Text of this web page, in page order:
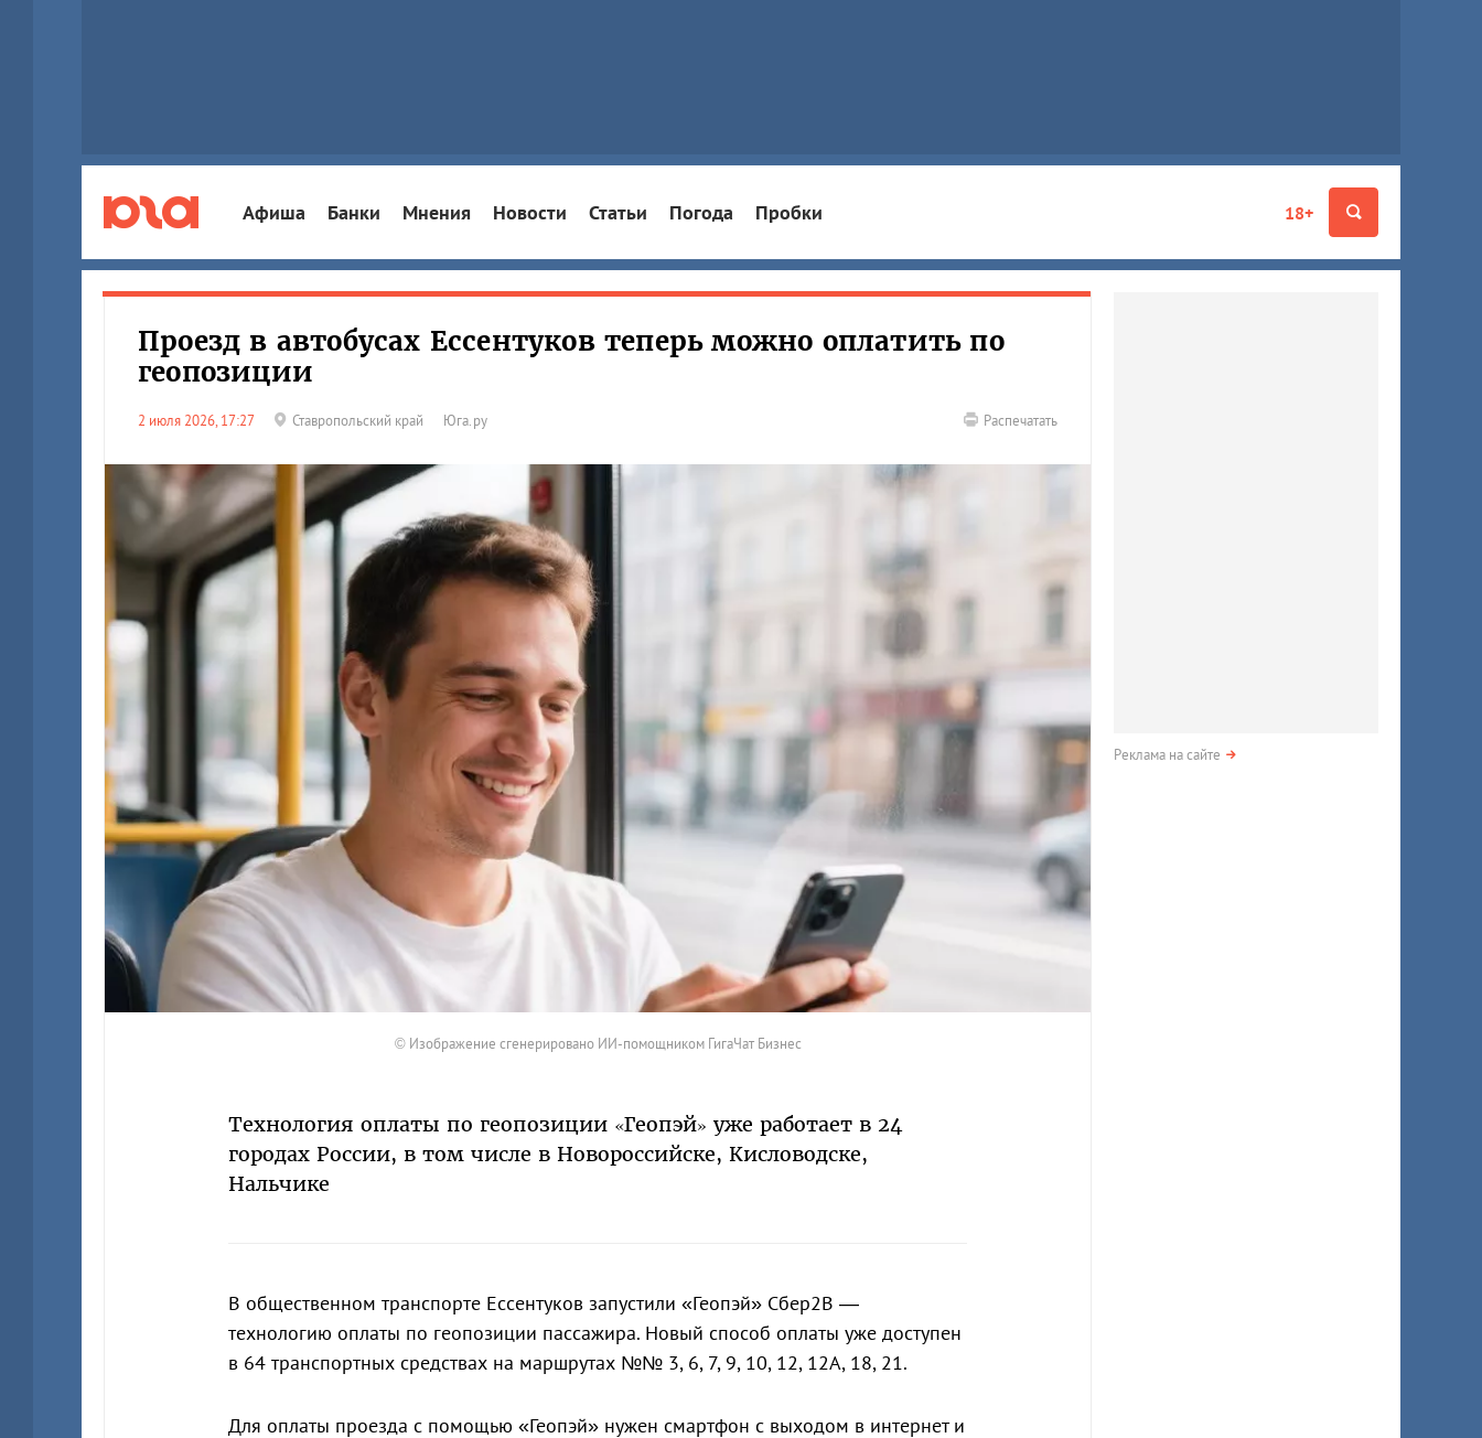
18+
Афиша Банки Мнения Новости Статьи Погода Пробки
Проезд в автобусах Ессентуков теперь можно оплатить по
геопозиции
2 июля 2026, 17:27 Ставропольский край Юга.ру Распечатать
© Изображение сгенерировано ИИ-помощником ГигаЧат Бизнес
Технология оплаты по геопозиции «Геопэй» уже работает в 24
городах России, в том числе в Новороссийске, Кисловодске,
Нальчике
В общественном транспорте Ессентуков запустили «Геопэй» Сбер2B —
технологию оплаты по геопозиции пассажира. Новый способ оплаты уже доступен
в 64 транспортных средствах на маршрутах №№ 3, 6, 7, 9, 10, 12, 12А, 18, 21.
Для оплаты проезда с помощью «Геопэй» нужен смартфон с выходом в интернет и
Реклама на сайте